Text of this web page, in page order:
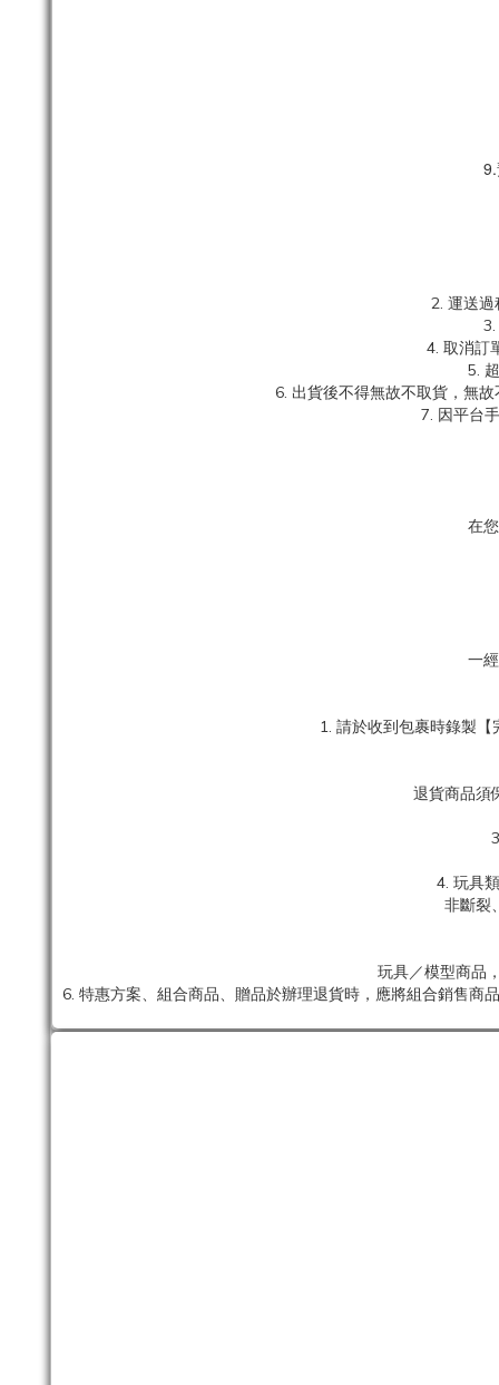
2. 運送過
4. 取消訂
5.
6. 出貨後不得無故不取貨，無
7. 因平台
在
一
1. 請於收到包裹時錄製
退貨商品須
4. 玩具
非斷裂
玩具／模型商品
6. 特惠方案、組合商品、贈品於辦理退貨時，應將組合銷售商